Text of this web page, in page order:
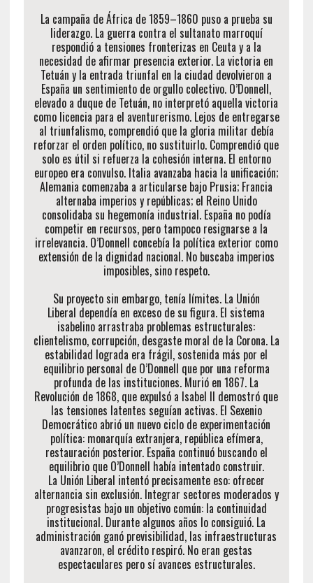
La campaña de África de 1859–1860 puso a prueba su
liderazgo. La guerra contra el sultanato marroquí
respondió a tensiones fronterizas en Ceuta y a la
necesidad de afirmar presencia exterior. La victoria en
Tetuán y la entrada triunfal en la ciudad devolvieron a
España un sentimiento de orgullo colectivo. O’Donnell,
elevado a duque de Tetuán, no interpretó aquella victoria
como licencia para el aventurerismo. Lejos de entregarse
al triunfalismo, comprendió que la gloria militar debía
reforzar el orden político, no sustituirlo. Comprendió que
solo es útil si refuerza la cohesión interna. El entorno
europeo era convulso. Italia avanzaba hacia la unificación;
Alemania comenzaba a articularse bajo Prusia; Francia
alternaba imperios y repúblicas; el Reino Unido
consolidaba su hegemonía industrial. España no podía
competir en recursos, pero tampoco resignarse a la
irrelevancia. O’Donnell concebía la política exterior como
extensión de la dignidad nacional. No buscaba imperios
imposibles, sino respeto.
Su proyecto sin embargo, tenía límites. La Unión
Liberal dependía en exceso de su figura. El sistema
isabelino arrastraba problemas estructurales:
clientelismo, corrupción, desgaste moral de la Corona. La
estabilidad lograda era frágil, sostenida más por el
equilibrio personal de O’Donnell que por una reforma
profunda de las instituciones. Murió en 1867. La
Revolución de 1868, que expulsó a Isabel II demostró que
las tensiones latentes seguían activas. El Sexenio
Democrático abrió un nuevo ciclo de experimentación
política: monarquía extranjera, república efímera,
restauración posterior. España continuó buscando el
equilibrio que O’Donnell había intentado construir.
La Unión Liberal intentó precisamente eso: ofrecer
alternancia sin exclusión. Integrar sectores moderados y
progresistas bajo un objetivo común: la continuidad
institucional. Durante algunos años lo consiguió. La
administración ganó previsibilidad, las infraestructuras
avanzaron, el crédito respiró. No eran gestas
espectaculares pero sí avances estructurales.